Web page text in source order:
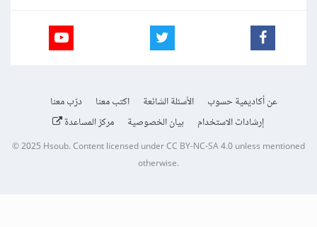
عن أكاديمية حسوب الأسئلة الشائعة اكتب معنا
درّب معنا
إرشادات الاستخدام
بيان الخصوصية مركز المساعدة
© 2025 Hsoub.Content licensed underCC BY-NC-SA 4.0unless mentioned
otherwise.